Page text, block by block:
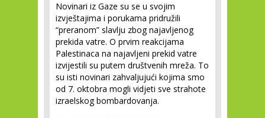
Novinari iz Gaze su se u svojim
izvještajima i porukama pridružili
“preranom” slavlju zbog najavljenog
prekida vatre. O prvim reakcijama
Palestinaca na najavljeni prekid vatre
izvijestili su putem društvenih mreža. To
su isti novinari zahvaljujući kojima smo
od 7. oktobra mogli vidjeti sve strahote
izraelskog bombardovanja.